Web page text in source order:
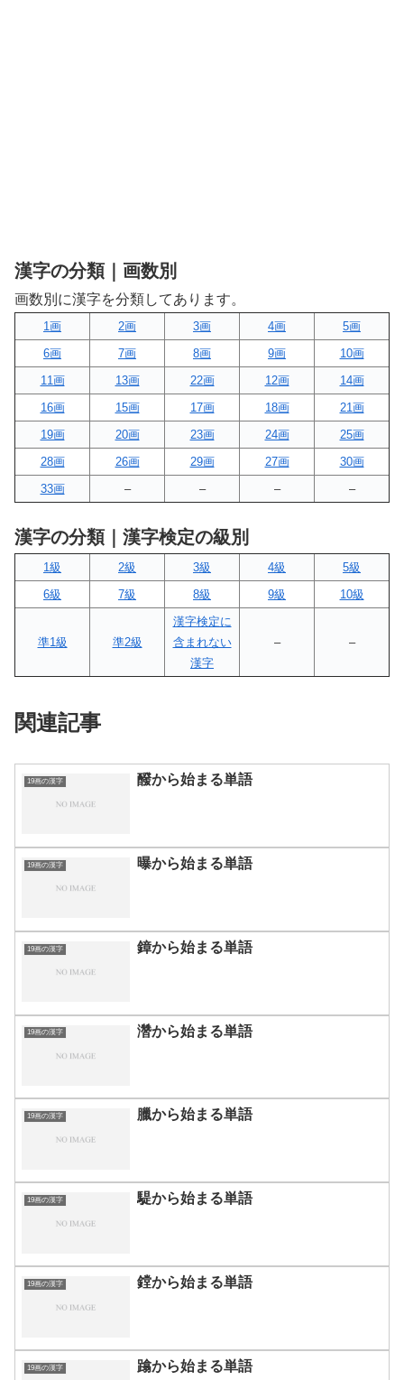
漢字の分類｜画数別
画数別に漢字を分類してあります。
1画 2画 3画 4画
5画
6画
7画 8画 9画
10画
11画
13画 22画 12画
14画
16画
15画 17画 18画
21画
19画
20画 23画 24画
25画
28画
26画 29画 27画
30画
33画
– – – –
漢字の分類｜漢字検定の級別
1級 2級 3級 4級
5級
6級
7級 8級 9級 10級
準1級 準2級
漢字検定に
含まれない
漢字
– –
関連記事
19画の漢字 醱から始まる単語
19画の漢字 曝から始まる単語
19画の漢字 鏱から始まる単語
19画の漢字 濳から始まる単語
19画の漢字 臘から始まる単語
19画の漢字 騠から始まる単語
19画の漢字 鏜から始まる単語
19画の漢字 蹹から始まる単語